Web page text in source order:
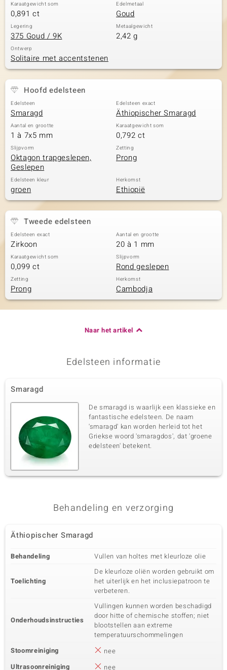
Karaatgewicht som
0,891 ct
Edelmetaal
Goud
Legering
375 Goud / 9K
Metaalgewicht
2,42 g
Ontwerp
Solitaire met accentstenen
Hoofd edelsteen
Edelsteen
Smaragd
Edelsteen exact
Äthiopischer Smaragd
Aantal en grootte
1 à 7x5 mm
Karaatgewicht som
0,792 ct
Slijpvorm
Oktagon trapgeslepen,
Geslepen
Zetting
Prong
Edelsteen kleur
groen
Herkomst
Ethiopië
Tweede edelsteen
Edelsteen exact
Zirkoon
Aantal en grootte
20 à 1 mm
Karaatgewicht som
0,099 ct
Slijpvorm
Rond geslepen
Zetting
Prong
Herkomst
Cambodja
Naar het artikel
Edelsteen informatie
Smaragd
De smaragd is waarlijk een klassieke en
fantastische edelsteen. De naam
'smaragd' kan worden herleid tot het
Griekse woord 'smaragdos', dat 'groene
edelsteen' betekent.
Behandeling en verzorging
Äthiopischer Smaragd
Behandeling Vullen van holtes met kleurloze olie
Toelichting
De kleurloze oliën worden gebruikt om
het uiterlijk en het inclusiepatroon te
verbeteren.
Onderhoudsinstructies
Vullingen kunnen worden beschadigd
door hitte of chemische stoffen; niet
blootstellen aan extreme
temperatuurschommelingen
Stoomreiniging
nee
Ultrasoonreiniging
nee